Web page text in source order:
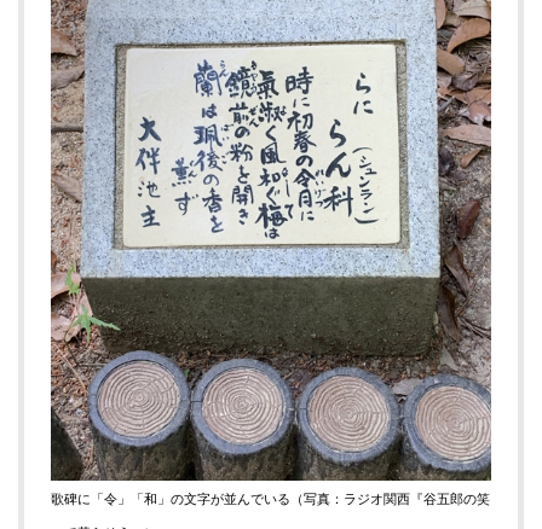
歌碑に「令」「和」の文字が並んでいる （写真：ラジオ関西『谷五郎の笑